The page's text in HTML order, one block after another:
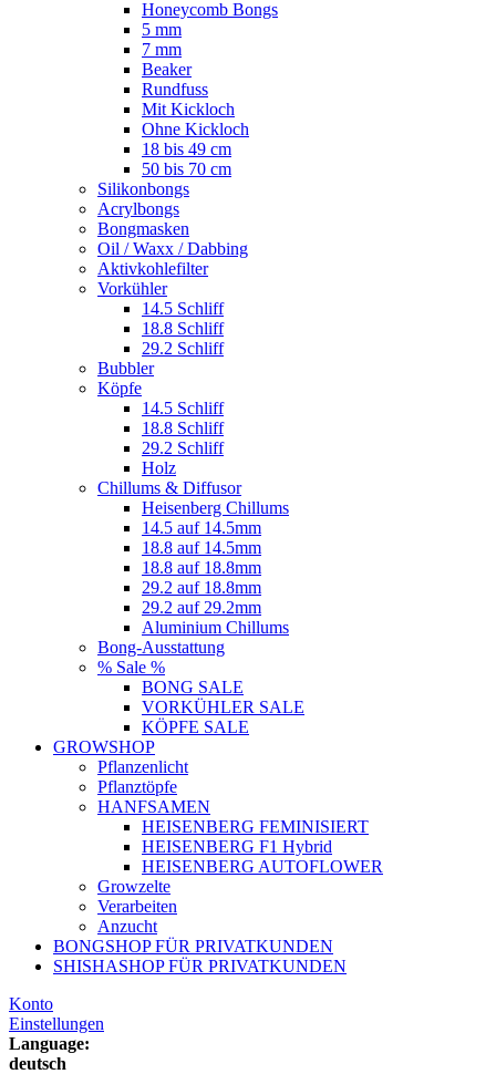
Honeycomb Bongs
5 mm
7 mm
Beaker
Rundfuss
Mit Kickloch
Ohne Kickloch
18 bis 49 cm
50 bis 70 cm
Silikonbongs
Acrylbongs
Bongmasken
Oil / Waxx / Dabbing
Aktivkohlefilter
Vorkühler
14.5 Schliff
18.8 Schliff
29.2 Schliff
Bubbler
Köpfe
14.5 Schliff
18.8 Schliff
29.2 Schliff
Holz
Chillums & Diffusor
Heisenberg Chillums
14.5 auf 14.5mm
18.8 auf 14.5mm
18.8 auf 18.8mm
29.2 auf 18.8mm
29.2 auf 29.2mm
Aluminium Chillums
Bong-Ausstattung
% Sale %
BONG SALE
VORKÜHLER SALE
KÖPFE SALE
GROWSHOP
Pflanzenlicht
Pflanztöpfe
HANFSAMEN
HEISENBERG FEMINISIERT
HEISENBERG F1 Hybrid
HEISENBERG AUTOFLOWER
Growzelte
Verarbeiten
Anzucht
BONGSHOP FÜR PRIVATKUNDEN
SHISHASHOP FÜR PRIVATKUNDEN
Konto
Einstellungen
Language:
deutsch